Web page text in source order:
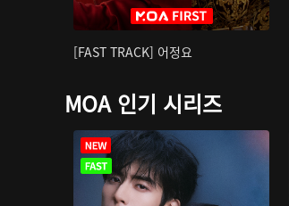
[FAST TRACK] 어정요
MOA 인기 시리즈